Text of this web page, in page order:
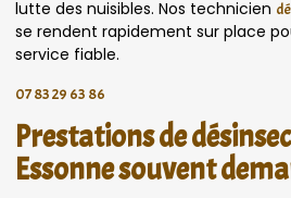
lutte des nuisibles. Nos technicien
se rendent rapidement sur place
service fiable.
07 83 29 63 86
Prestations de
Essonne souvent